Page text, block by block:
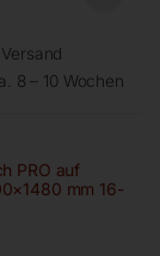
8 – 10 Wochen
PRO auf
mm 16-